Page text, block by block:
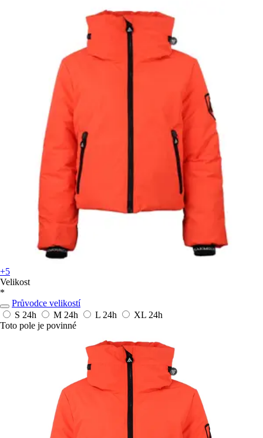
+5
Velikost
*
Průvodce velikostí
S 24h M 24h L 24h XL 24h
Toto pole je povinné